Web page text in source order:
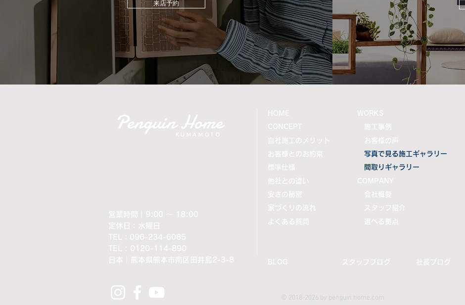
皆さまに、心よりお見舞い申し上
げます。 私たち熊本で住まいづ
くりに携わる企業として、この災
害を決して他人事とは考えており
ません。一日も早く安心した生活
を取り戻せるよう、被災地の復
旧・復興を心よりお祈り申し上げ
ます。 住まい
す。 地域
でも皆様
員、協力業
んでまいり
れた皆様に
災証明書
撮影、
来店予約
Penguin Home
KUMAMOTO
営業時間｜9:00 ～ 18:00
定休日：水曜日
​TEL：096-234-6085
TEL : 0120-114-890
​日本｜熊本県熊本市南区田井島2-3-8
HOME
CONCEPT
自社施工のメリット
お客様とのお約束
標準仕様
他社との違い
安さの秘密
家づくりの流れ
よくある質問
WORKS
施工事例
お客様の声
写真で見る施工ギャラリー
間取りギャラリー
COMPANY
会社概要
スタッフ紹介
選べる拠点
BLOG スタッフブログ 社長ブログ
© 2018-2026 by penguin home.com